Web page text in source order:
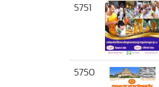
5751
5750